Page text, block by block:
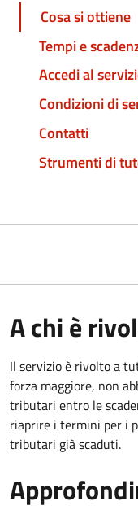
Cosa si ottiene
Tempi e
Accedi al
Condizioni di
Contatti
Strumenti di
A chi è
Il servizio è rivolto a
forza maggiore, non
tributari entro le
riaprire i termini per i
tributari già scaduti.